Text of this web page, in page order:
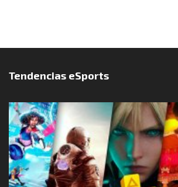
Síguenos en Instagram
Tendencias eSports